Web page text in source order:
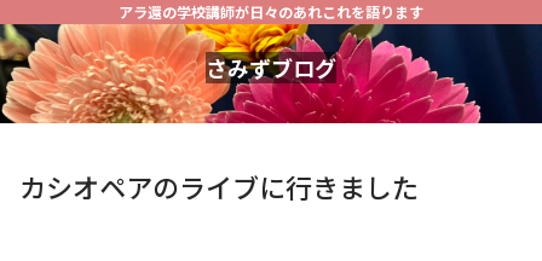
アラ還の学校講師が日々のあれこれを語ります
さみずブログ
カシオペアのライブに行きました